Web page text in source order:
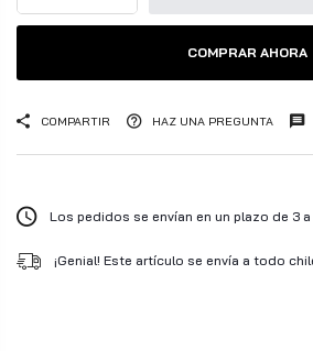
COMPRAR AHORA
COMPARTIR HAZ UNA PREGUNTA
Los pedidos se envían en un plazo de 3 a
¡Genial! Este artículo se envía a todo